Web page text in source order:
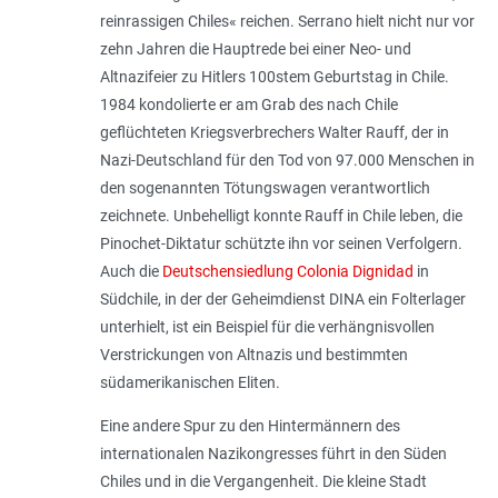
reinrassigen Chiles« reichen. Serrano hielt nicht nur vor
zehn Jahren die Hauptrede bei einer Neo- und
Altnazifeier zu Hitlers 100stem Geburtstag in Chile.
1984 kondolierte er am Grab des nach Chile
geflüchteten Kriegsverbrechers Walter Rauff, der in
Nazi-Deutschland für den Tod von 97.000 Menschen in
den sogenannten Tötungswagen verantwortlich
zeichnete. Unbehelligt konnte Rauff in Chile leben, die
Pinochet-Diktatur schützte ihn vor seinen Verfolgern.
Auch die Deutschensiedlung Colonia Dignidad in
Südchile, in der der Geheimdienst DINA ein Folterlager
unterhielt, ist ein Beispiel für die verhängnisvollen
Verstrickungen von Altnazis und bestimmten
südamerikanischen Eliten.
Eine andere Spur zu den Hintermännern des
internationalen Nazikongresses führt in den Süden
Chiles und in die Vergangenheit. Die kleine Stadt